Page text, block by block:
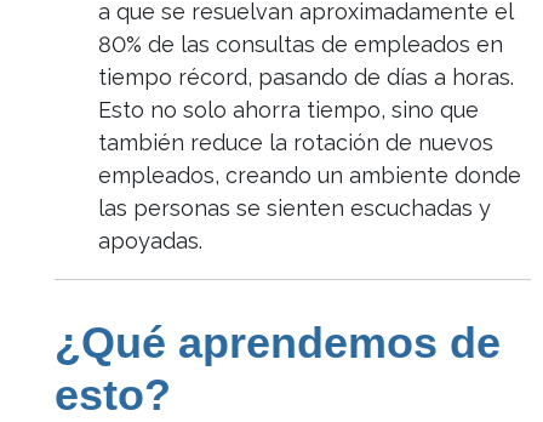
a que se resuelvan aproximadamente el
80% de las consultas de empleados en
tiempo récord, pasando de días a horas.
Esto no solo ahorra tiempo, sino que
también reduce la rotación de nuevos
empleados, creando un ambiente donde
las personas se sienten escuchadas y
apoyadas.
¿Qué aprendemos de
esto?